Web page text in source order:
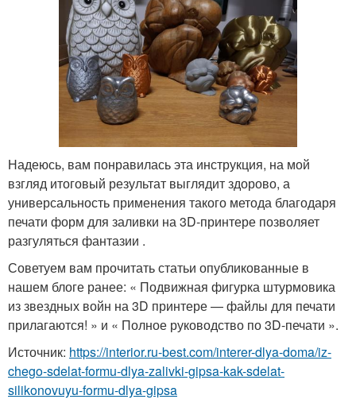
Надеюсь, вам понравилась эта инструкция, на мой
взгляд итоговый результат выглядит здорово, а
универсальность применения такого метода благодаря
печати форм для заливки на 3D-принтере позволяет
разгуляться фантазии .
Советуем вам прочитать статьи опубликованные в
нашем блоге ранее: «‎ Подвижная фигурка штурмовика
из звездных войн на 3D принтере — файлы для печати
прилагаются! »‎ и «‎ Полное руководство по 3D-печати »‎.
Источник: https://interior.ru-best.com/interer-dlya-doma/iz-
chego-sdelat-formu-dlya-zalivki-gipsa-kak-sdelat-
silikonovuyu-formu-dlya-gipsa